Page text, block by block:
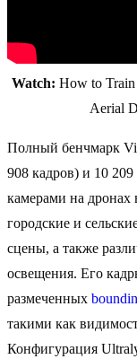
Watch: How to
Aerial
Полный бенчмарк
908 кадров) и 10
камерами на дронах
городские и
сцены, а также
освещения. Его
размеченных
такими как
Конфигурация